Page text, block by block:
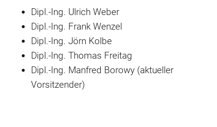
Dipl.-Ing. Ulrich Weber
Dipl.-Ing. Frank Wenzel
Dipl.-Ing. Jörn Kolbe
Dipl.-Ing. Thomas Freitag
Dipl.-Ing. Manfred Borowy (aktueller
Vorsitzender)